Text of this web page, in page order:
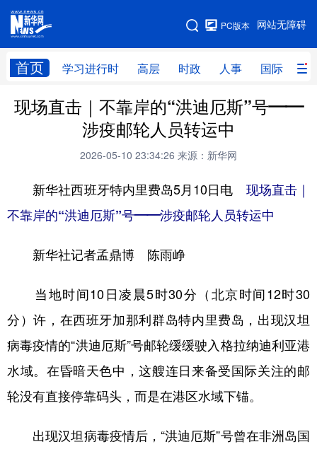
网站无障碍
PC版本
首页 学习进行时 高层 时政 人事 国际 财
网站地图
学习进行时 高层 时政 人事
财经 网评
科技 科创 量子 体育
文化 书画 健康
访谈 视频
食品 人居 信息化 数字经济
学术中国 乡村振兴 银龄 溯源中国
城市 旅游 能源 会展
彩票 娱乐 时尚
公益 一带一路 亚太网 上市公司
现场直击｜不靠岸的“洪迪厄斯”号——
涉疫邮轮人员转运中
2026-05-10 23:34:26 来源：新华网
新华社西班牙特内里费岛5月10日电 现场直击｜
不靠岸的“洪迪厄斯”号——涉疫邮轮人员转运中
新华社记者孟鼎博 陈雨峥
当地时间10日凌晨5时30分（北京时间12时30
分）许，在西班牙加那利群岛特内里费岛，出现汉坦
病毒疫情的“洪迪厄斯”号邮轮缓缓驶入格拉纳迪利亚港
水域。在昏暗天色中，这艘连日来备受国际关注的邮
轮没有直接停靠码头，而是在港区水域下锚。
出现汉坦病毒疫情后，“洪迪厄斯”号曾在非洲岛国